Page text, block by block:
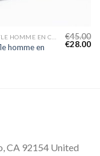
homme en
€45.00
€28.00
CA 92154 United